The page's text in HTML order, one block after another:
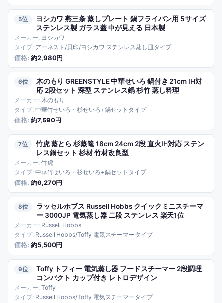
5
ヨシカワ 燕三条 蒸しプレート 鍋フライパン用 5サイズ
ステンレス製 ガラス蓋 中が見える 日本製
ヨシカワ
アーネスト/貝印/ヨシカワ ステンレス蒸し皿タイプ
約2,980円
6
木のもり GREENSTYLE 中華せいろ 鍋付き 21cm IH対
応 2段セット 深型 ステンレス鍋 杉竹 蒸し料理
木のもり
中華竹せいろ・杉せいろ+鍋セットタイプ
約7,590円
7
竹虎 蒸とら 杉蒸篭 18cm 24cm 2段 直火IH対応 ステン
レス鍋セット 杉材 竹材改良型
竹虎
中華竹せいろ・杉せいろ+鍋セットタイプ
約6,270円
8
ラッセルホブス Russell Hobbs クイックミニスチーマ
ー 3000JP 電気蒸し器 二段 ステンレス 楽天1位
Russell Hobbs
Russell Hobbs/Toffy 電気スチーマータイプ
約5,500円
9
Toffy トフィー 電気蒸し器 フードスチーマー 2段調理
コンパクト カップ付き レトロデザイン
Toffy
Russell Hobbs/Toffy 電気スチーマータイプ